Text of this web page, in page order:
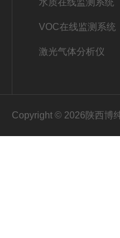
水质在线监测系统
VOC在线监测系统
激光气体分析仪
Copyright © 2026陕西博